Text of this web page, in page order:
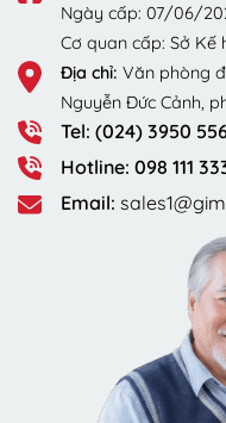
Ngày cấp: 07/06/
Cơ quan cấp: Sở
Địa chỉ: Văn phòng
Nguyễn Đức Cảnh,
Tel: (024) 3950
Hotline: 098 111
Email: